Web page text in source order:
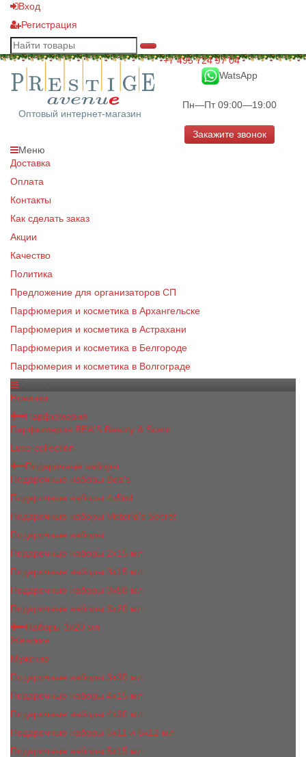
Вход
Регистрация
Оптовый интернет-магазин
+7 495 724 97 04
WatsApp
Пн—Пт 09:00—19:00
Закажите звонок
Меню
Доставка
Оплата
Контакты
Как сделать заказ
Акции
Качество
Политика
Предложение для организаторов СП
Парфюмерия и косметика в Архангельске
Парфюмерия и косметика в Астрахани
Парфюмерия и косметика в Белгороде
Парфюмерия и косметика в Волгограде
Новинки
Парфюмерия
Парфюмерия BEA'S Beauty & Scent
Luxe collection
Подарочные наборы
Подарочные наборы Bea's
Подарочные наборы 4х5ml
Подарочные наборы Victoria's Secret
Подарочные наборы
Подарочные наборы 2x15 мл
Подарочные наборы 3х15 мл
Подарочные наборы 3x50 мл
Подарочные наборы 3x20 мл
Наборы 3х20 мл
Женские
Мужские
Подарочные наборы 3х30 мл
Подарочные наборы 4x15 мл
Подарочные наборы 4x30 мл
Подарочные наборы 5x11 и 5х12 мл
Подарочные наборы 5x15 мл